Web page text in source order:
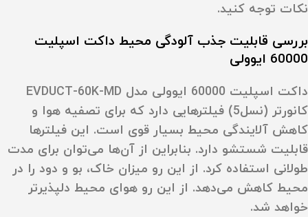
نکات توجه کنید.
بررسی قابلیت جذب آلودگی محیط داکت اسپلیت
60000 ایوولی
داکت اسپلیت 60000 ایوولی مدل EVDUCT-60K-MD
کانورتر (نسل5) فیلترهایی دارد که برای تصفیه هوا و
کاهش آلایندگی محیط بسیار قوی است. این فیلترها
قابلیت شستشو دارد. بنابراین از آن‌ها می‌توان برای مدت
طولانی استفاده کرد. از این رو میزان خاک، بو و دود را در
محیط کاهش می‌دهد. از این رو هوای محیط دلپذیرتر
خواهد شد.